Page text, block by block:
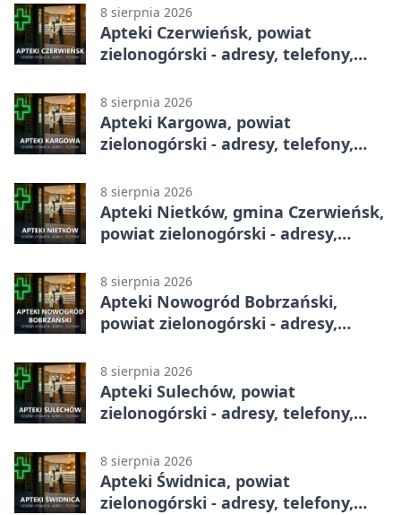
8 sierpnia 2026
Apteki Czerwieńsk, powiat
zielonogórski - adresy, telefony,
8 sierpnia 2026
Apteki Kargowa, powiat
zielonogórski - adresy, telefony,
8 sierpnia 2026
Apteki Nietków, gmina Czerwieńsk,
powiat zielonogórski - adresy,
8 sierpnia 2026
Apteki Nowogród Bobrzański,
powiat zielonogórski - adresy,
8 sierpnia 2026
Apteki Sulechów, powiat
zielonogórski - adresy, telefony,
8 sierpnia 2026
Apteki Świdnica, powiat
zielonogórski - adresy, telefony,